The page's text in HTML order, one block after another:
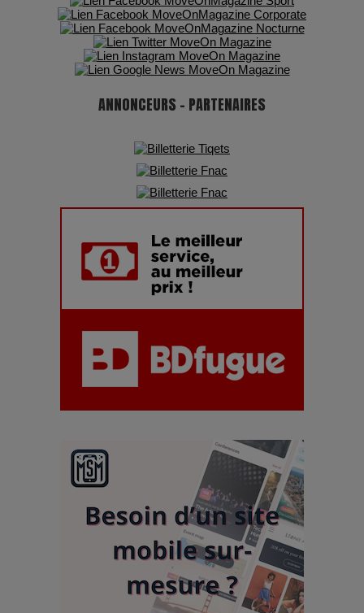
Pharaonic Festival 2025 : 10 ans d’électro sous les
montagnes, une fête à ne pas manquer
ANNONCEURS - PARTENAIRES